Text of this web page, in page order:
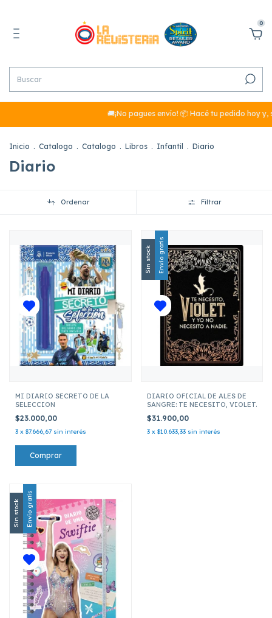
0
🚚¡No pagues envío! 📦 Hacé tu pedido hoy
Inicio . Catalogo . Catalogo . Libros . Infantil . Diario
Diario
Ordenar Filtrar
MI DIARIO SECRETO DE LA
SELECCION
$23.000,00
3 x $7.666,67 sin interés
Sin stock Envío gratis
DIARIO OFICIAL DE ALES DE
SANGRE: TE NECESITO, VIOLET.
$31.900,00
3 x $10.633,33 sin interés
Sin stock Envío gratis